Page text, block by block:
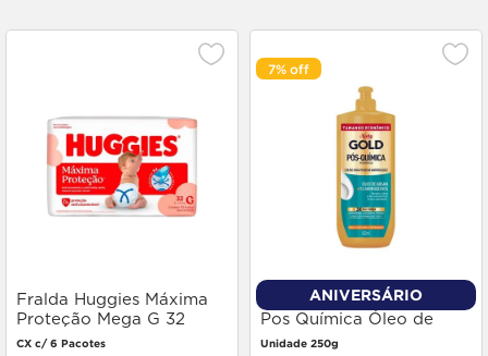
Fralda Huggies Máxima
Proteção Mega G 32
unidades
CX c/ 6 Pacotes
7%
ANIVERSÁRIO
Creme Pentear Niely Gold
Pos Química Óleo de
Argan 250g
Unidade 250g